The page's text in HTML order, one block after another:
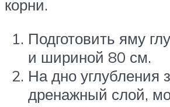
корни.
Подготовить яму
и шириной 80 см.
На дно углубления
дренажный слой,